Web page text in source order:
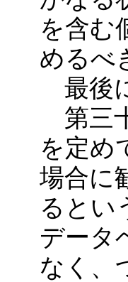
を含む
めるべ
最後
第三
を定め
場合に
るとい
データ
なく、